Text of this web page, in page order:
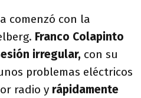
comenzó con la
Franco Colapinto
irregular, con su
problemas eléctricos
radio y rápidamente